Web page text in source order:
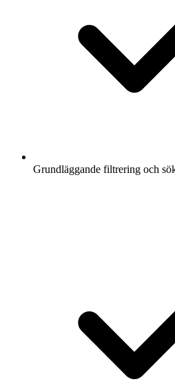
Grundläggande filtrering och